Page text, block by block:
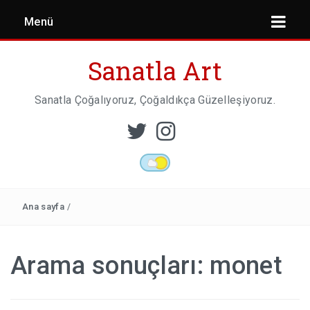
Menü
Sanatla Art
Sanatla Çoğalıyoruz, Çoğaldıkça Güzelleşiyoruz.
Ana sayfa /
Arama sonuçları: monet